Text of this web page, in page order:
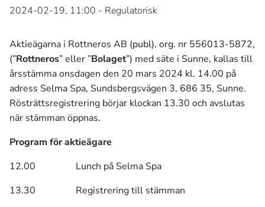
2024-02-19, 11:00 - Regulatorisk
Aktieägarna i Rottneros AB (publ), org. nr 556013-5872,
(”Rottneros” eller ”Bolaget”) med säte i Sunne, kallas till
årsstämma onsdagen den 20 mars 2024 kl. 14.00 på
adress Selma Spa, Sundsbergsvägen 3, 686 35, Sunne.
Rösträttsregistrering börjar klockan 13.30 och avslutas
när stämman öppnas.
Program för aktieägare
12.00 Lunch på Selma Spa
13.30 Registrering till stämman